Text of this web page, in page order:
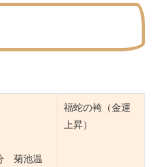
菊池温
福蛇の袴（金運
上昇）